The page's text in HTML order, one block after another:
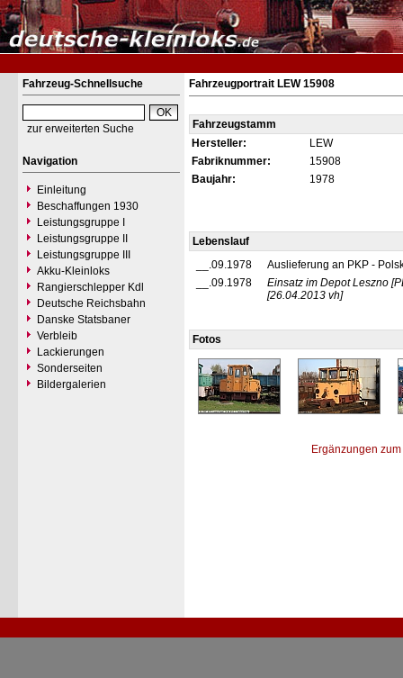
Fahrzeug-Schnellsuche
zur erweiterten Suche
Navigation
Einleitung
Beschaffungen 1930
Leistungsgruppe I
Leistungsgruppe II
Leistungsgruppe III
Akku-Kleinloks
Rangierschlepper Kdl
Deutsche Reichsbahn
Danske Statsbaner
Verbleib
Lackierungen
Sonderseiten
Bildergalerien
Fahrzeugportrait LEW 15908
Fahrzeugstamm
Hersteller:
LEW
Fabriknummer:
15908
Baujahr:
1978
Lebenslauf
__.09.1978
Auslieferung an PKP -
__.09.1978
Einsatz im Depot Leszno
[26.04.2013 vh]
Fotos
Ergänzungen